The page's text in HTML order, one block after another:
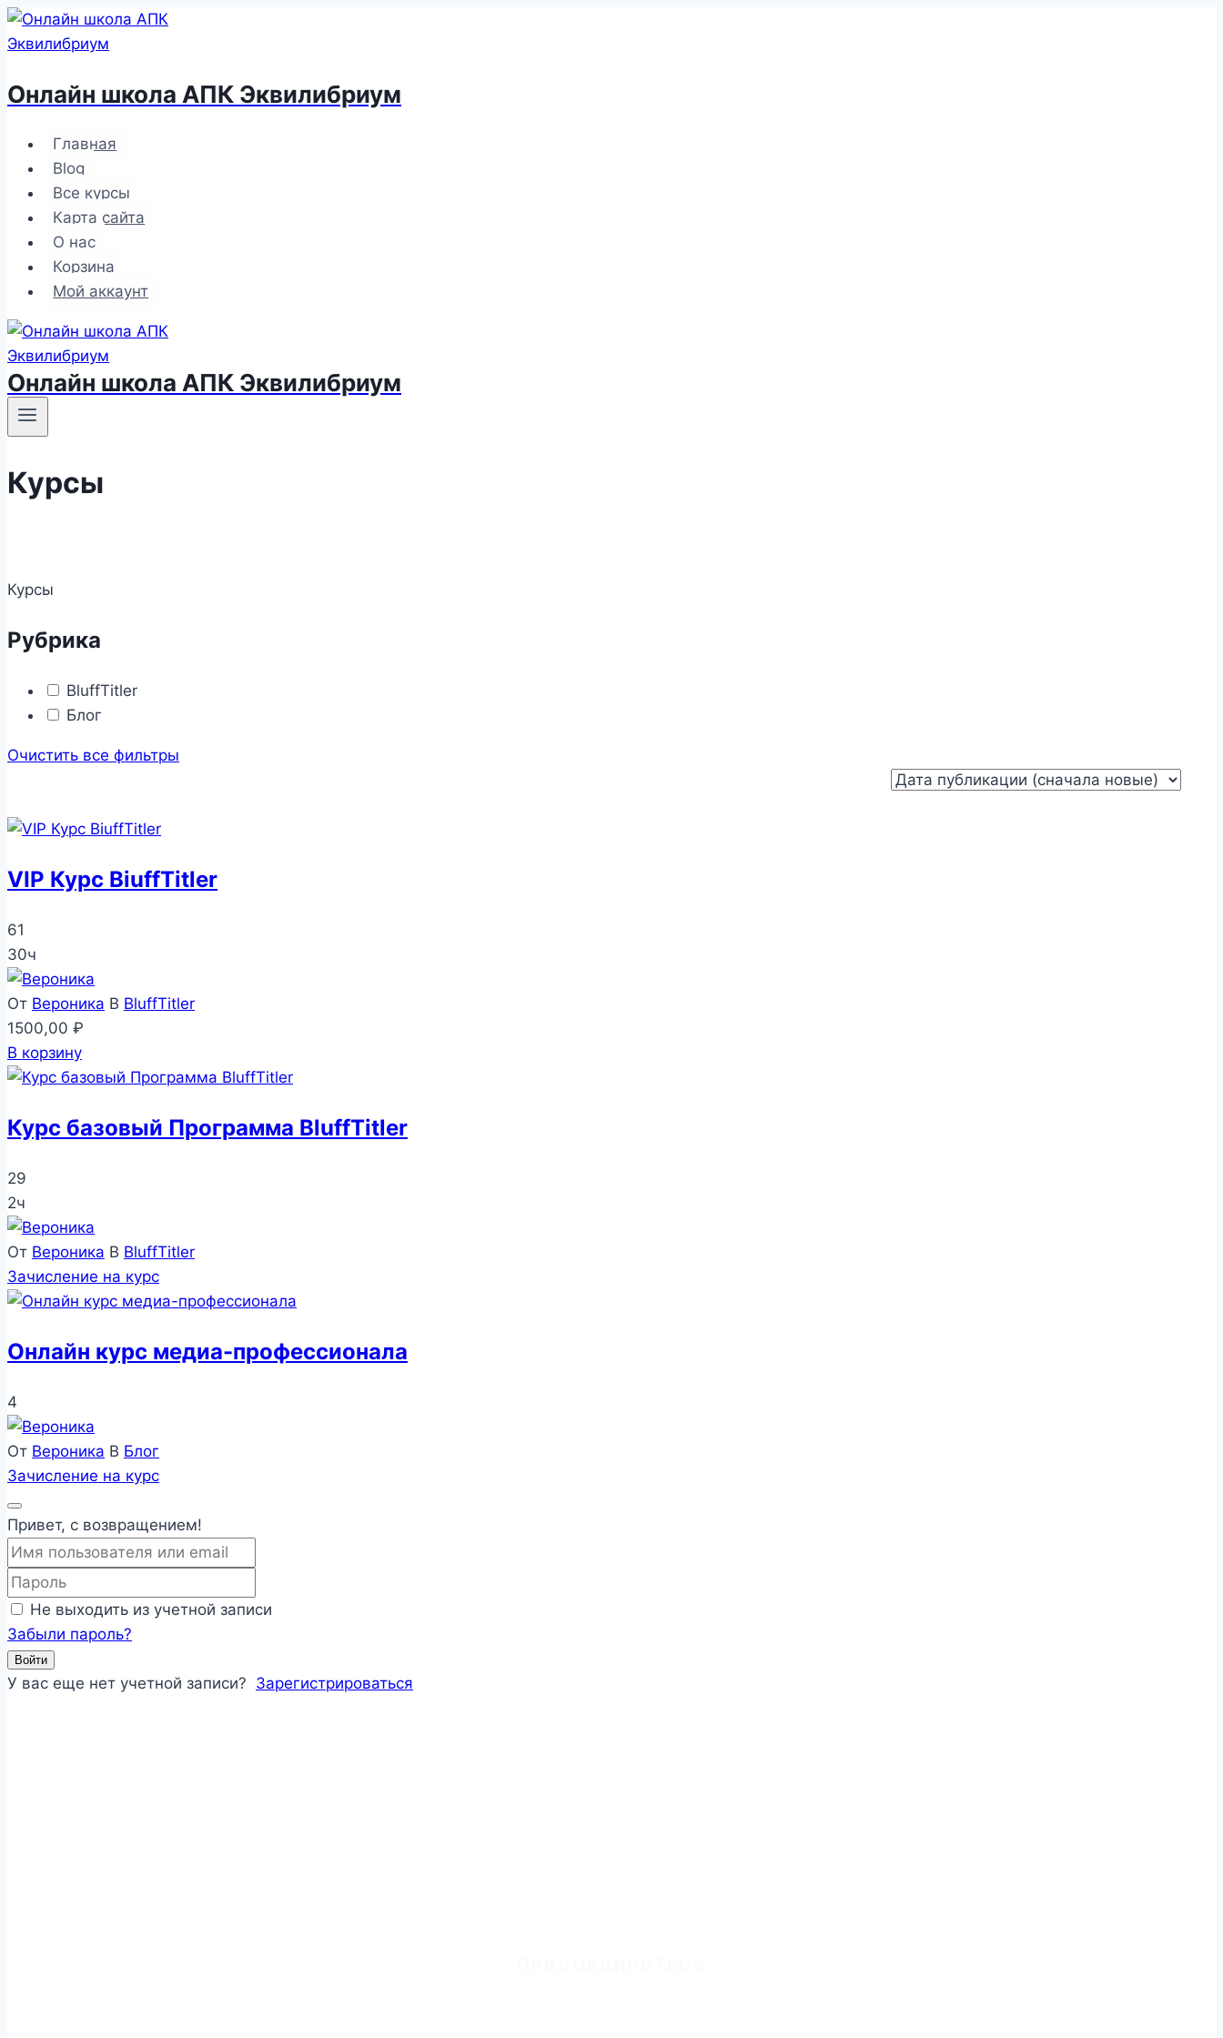
Перейти
к
Онлайн школа АПК Эквилибриум
Главная
Blog
Все курсы
Карта сайта
О нас
Корзина
Мой аккаунт
Онлайн школа АПК Эквилибриум
Курсы
Курсы
Рубрика
BluffTitler
Блог
Очистить все фильтры
VIP Курс BiuffTitler
61
30ч
От Вероника В BluffTitler
1500,00 ₽
В корзину
Курс базовый Программа BluffTitler
29
2ч
От Вероника В BluffTitler
Зачисление на курс
Онлайн курс медиа-профессионала
4
От Вероника В Блог
Зачисление на курс
Привет, с возвращением!
Не выходить из учетной записи
Забыли пароль?
Войти
У вас еще нет учетной записи? Зарегистрироваться